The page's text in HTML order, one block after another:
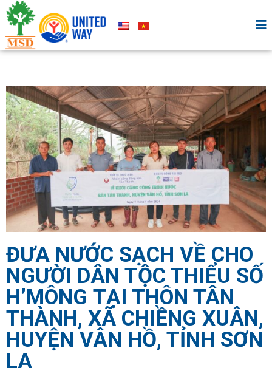
ĐƯA NƯỚC SẠCH VỀ CHO
NGƯỜI DÂN TỘC THIỂU SỐ
H’MÔNG TẠI THÔN TÂN
THÀNH, XÃ CHIỀNG XUÂN,
HUYỆN VÂN HỒ, TỈNH SƠN
LA